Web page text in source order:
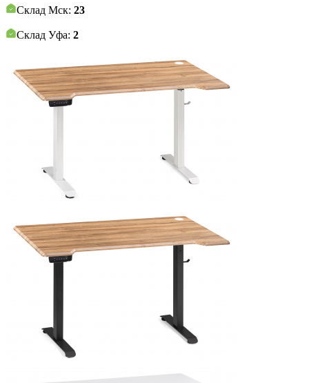
Склад Мск: 23
Склад Уфа: 2